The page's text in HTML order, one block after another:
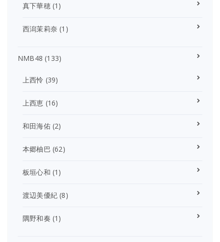
真下華穂(1)
西潟茉莉奈 (1)
NMB48 (133)
上西怜 (39)
上西恵 (16)
和田海佑(2)
本郷柚巴 (62)
板垣心和 (1)
渡辺美優紀 (8)
隅野和奏 (1)